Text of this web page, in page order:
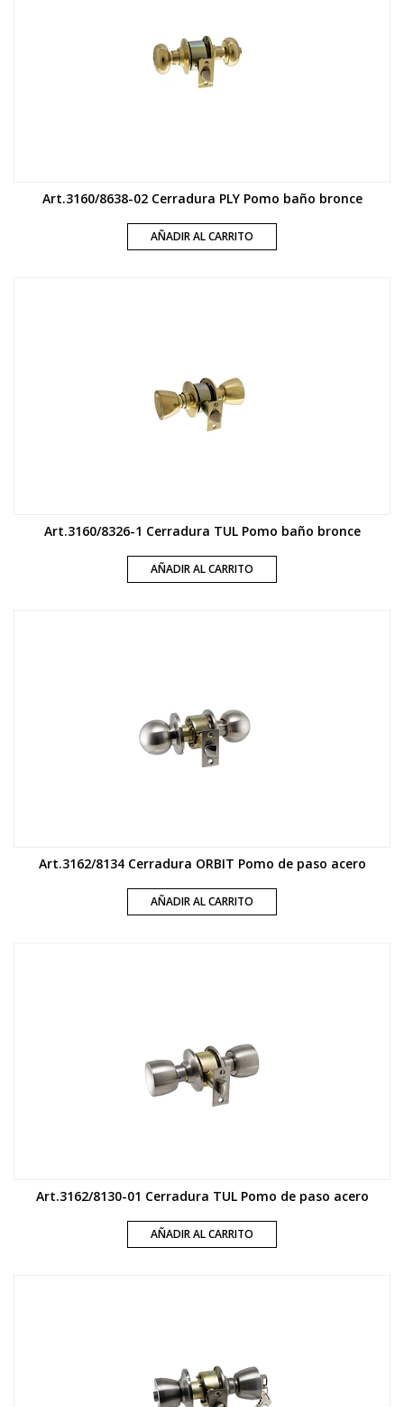
Art.3160/8638-02 Cerradura PLY Pomo baño bronce
AÑADIR AL CARRITO
Art.3160/8326-1 Cerradura TUL Pomo baño bronce
AÑADIR AL CARRITO
Art.3162/8134 Cerradura ORBIT Pomo de paso acero
AÑADIR AL CARRITO
Art.3162/8130-01 Cerradura TUL Pomo de paso acero
AÑADIR AL CARRITO